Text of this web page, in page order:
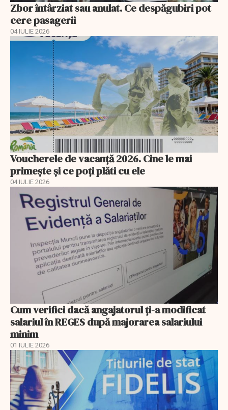
Zbor întârziat sau anulat. Ce despăgubiri pot
cere pasagerii
04 IULIE 2026
Voucherele de vacanță 2026. Cine le mai
primește și ce poți plăti cu ele
04 IULIE 2026
Cum verifici dacă angajatorul ți-a modificat
salariul în REGES după majorarea salariului
minim
01 IULIE 2026